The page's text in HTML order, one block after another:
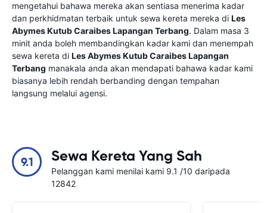
mengetahui bahawa mereka akan sentiasa menerima kadar
dan perkhidmatan terbaik untuk sewa kereta mereka di Les
Abymes Kutub Caraibes Lapangan Terbang. Dalam masa 3
minit anda boleh membandingkan kadar kami dan menempah
sewa kereta di Les Abymes Kutub Caraibes Lapangan
Terbang manakala anda akan mendapati bahawa kadar kami
biasanya lebih rendah berbanding dengan tempahan
langsung melalui agensi.
9.1 Sewa Kereta Yang Sah
Pelanggan kami menilai kami 9.1 /10 daripada
12842